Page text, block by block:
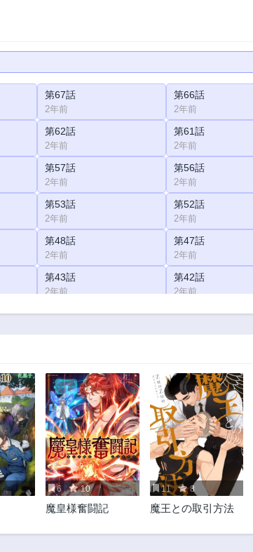
第67話
2年前
第66話
2年前
第62話
2年前
第61話
2年前
第57話
2年前
第56話
2年前
第53話
2年前
第52話
2年前
第48話
2年前
第47話
2年前
第43話
2年前
第42話
2年前
第38話 第37話
第28話
2年前
第27話
2年前
第23話
2年前
第22話
2年前
第18話
2年前
第17話
2年前
第13話
2年前
第12話
2年前
第8話 第7話
6 10
魔皇様奮闘記
11 8
魔王との取引方法